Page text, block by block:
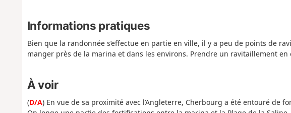
Informations pratiques
Bien que la randonnée s’effectue en partie en ville, il y a peu de points de
manger près de la marina et dans les environs. Prendre un ravitaillement en
À voir
(D/A) En vue de sa proximité avec l’Angleterre, Cherbourg a été entouré de